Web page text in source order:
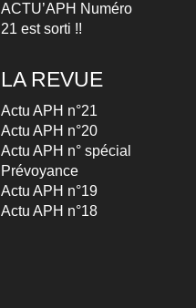
ACTU’APH Numéro
21 est sorti !!
LA REVUE
Actu APH n°21
Actu APH n°20
Actu APH n° spécial
Prévoyance
Actu APH n°19
Actu APH n°18